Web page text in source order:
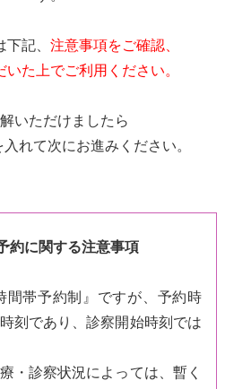
記、 注意事項をご確認、
いた上でご利用ください。
いただけましたら
れて次にお進みください。
約に関する注意事項
帯予約制』ですが、予約時
刻であり、診察開始時刻では
・診察状況によっては、暫く